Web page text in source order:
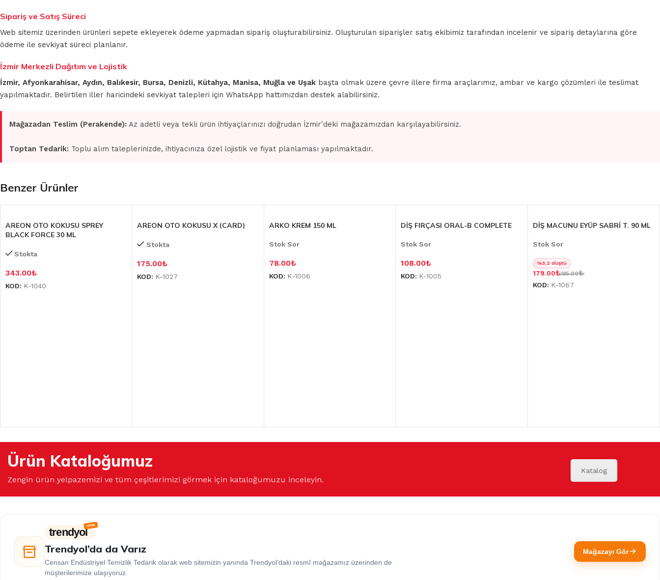
Sipariş ve Satış Süreci
Web sitemiz üzerinden ürünleri sepete ekleyerek ödeme yapmadan sipariş oluşturabilirsiniz. Oluşturulan siparişler satış ekibimiz tarafından incelenir ve sipariş detaylarına göre
ödeme ile sevkiyat süreci planlanır.
İzmir Merkezli Dağıtım ve Lojistik
İzmir, Afyonkarahisar, Aydın, Balıkesir, Bursa, Denizli, Kütahya, Manisa, Muğla ve Uşak başta olmak üzere çevre illere firma araçlarımız, ambar ve kargo çözümleri ile teslimat
yapılmaktadır. Belirtilen iller haricindeki sevkiyat talepleri için WhatsApp hattımızdan destek alabilirsiniz.
Mağazadan Teslim (Perakende): Az adetli veya tekli ürün ihtiyaçlarınızı doğrudan İzmir'deki mağazamızdan karşılayabilirsiniz.
Toptan Tedarik: Toplu alım taleplerinizde, ihtiyacınıza özel lojistik ve fiyat planlaması yapılmaktadır.
Benzer Ürünler
AREON OTO KOKUSU SPREY
BLACK FORCE 30 ML
Stokta
343.00₺
KOD: K-1040
AREON OTO KOKUSU X (CARD)
Stokta
175.00₺
KOD: K-1027
ARKO KREM 150 ML
Stok Sor
78.00₺
KOD: K-1006
DİŞ FIRÇASI ORAL-B COMPLETE
Stok Sor
108.00₺
KOD: K-1005
DİŞ MACUNU EYÜP SABRİ T. 90 ML
Stok Sor
%3,2 düştü
179.00₺185.00₺
KOD: K-1067
Ürün Kataloğumuz
Zengin ürün yelpazemizi ve tüm çeşitlerimizi görmek için kataloğumuzu inceleyin.
Katalog
trendyol
Trendyol’da da Varız
Censan Endüstriyel Temizlik Tedarik olarak web sitemizin yanında Trendyol’daki resmî mağazamız üzerinden de
müşterilerimize ulaşıyoruz.
Mağazayı Gör